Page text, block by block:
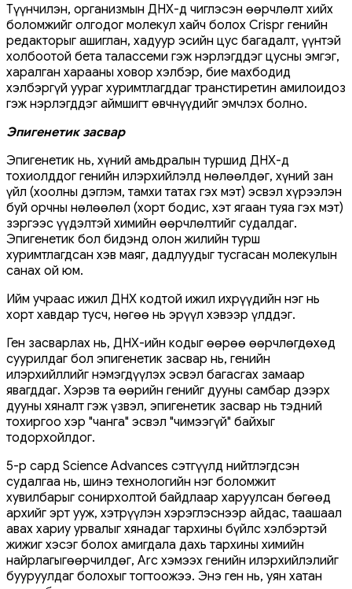
Түүнчилэн, организмын ДНХ-д чиглэсэн өөрчлөлт хийх
боломжийг олгодог молекул хайч болох Crispr генийн
редакторыг ашиглан, хадуур эсийн цус багадалт, үүнтэй
холбоотой бета талассеми гэж нэрлэгддэг цусны эмгэг,
харалган харааны ховор хэлбэр, бие махбодид
хэлбэргүй уураг хуримтлагддаг транстиретин амилоидоз
гэж нэрлэгддэг аймшигт өвчнүүдийг эмчлэх болно.
Эпигенетик засвар
Эпигенетик нь, хүний амьдралын туршид ДНХ-д
тохиолддог генийн илэрхийлэлд нөлөөлдөг, хүний зан
үйл (хоолны дэглэм, тамхи татах гэх мэт) эсвэл хүрээлэн
буй орчны нөлөөлөл (хорт бодис, хэт ягаан туяа гэх мэт)
зэргээс үүдэлтэй химийн өөрчлөлтийг судалдаг.
Эпигенетик бол бидэнд олон жилийн турш
хуримтлагдсан хэв маяг, дадлуудыг тусгасан молекулын
санах ой юм.
Ийм учраас ижил ДНХ кодтой ижил ихрүүдийн нэг нь
хорт хавдар тусч, нөгөө нь эрүүл хэвээр үлддэг.
Ген засварлах нь, ДНХ-ийн кодыг өөрөө өөрчлөгдөхөд
суурилдаг бол эпигенетик засвар нь, генийн
илэрхийллийг нэмэгдүүлэх эсвэл багасгах замаар
явагддаг. Хэрэв та өөрийн генийг дууны самбар дээрх
дууны хяналт гэж үзвэл, эпигенетик засвар нь тэдний
тохиргоо хэр "чанга" эсвэл "чимээгүй" байхыг
тодорхойлдог.
5-р сард Science Advances сэтгүүлд нийтлэгдсэн
судалгаа нь, шинэ технологийн нэг боломжит
хувилбарыг сонирхолтой байдлаар харуулсан бөгөөд
архийг эрт ууж, хэтрүүлэн хэрэглэснээр айдас, таашаал
авах хариу урвалыг хянадаг тархины бүйлс хэлбэртэй
жижиг хэсэг болох амигдала дахь тархины химийн
найрлагыгөөрчилдөг, Arc хэмээх генийн илэрхийлэлийг
бууруулдаг болохыг тогтоожээ. Энэ ген нь, уян хатан